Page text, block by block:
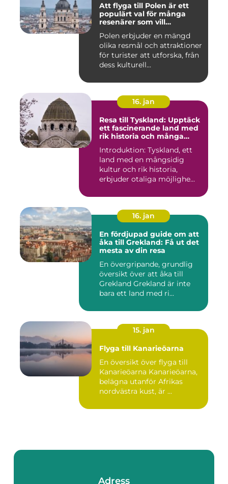
Att flyga till Polen är ett
populärt val för många
resenärer som vill
och dess rika historia
Polen erbjuder en mängd
olika resmål och attraktioner
för turister att utforska, från
dess kulturell...
16. jan
Resa till Tyskland: Upptäck
ett fascinerande land med
rik historia och många
Introduktion: Tyskland, ett
land med en mångsidig
kultur och rik historia,
erbjuder otaliga möjlighe...
16. jan
En fördjupad guide om att
åka till Grekland: Få ut det
mesta av din resa
En övergripande, grundlig
översikt över att åka till
Grekland Grekland är inte
bara ett land med ri...
15. jan
Flyga till Kanarieöarna
En översikt över flyga till
Kanarieöarna Kanarieöarna,
belägna utanför Afrikas
nordvästra kust, är ...
Adress